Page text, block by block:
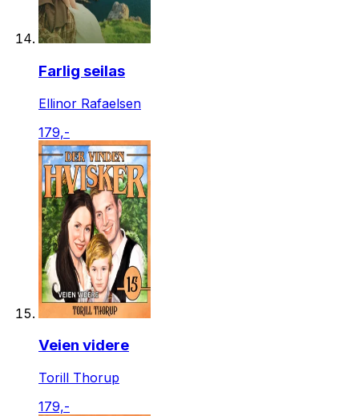
Farlig seilas
Ellinor Rafaelsen
179,-
Veien videre
Torill Thorup
179,-